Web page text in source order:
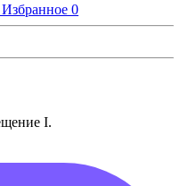
Избранное 0
I.